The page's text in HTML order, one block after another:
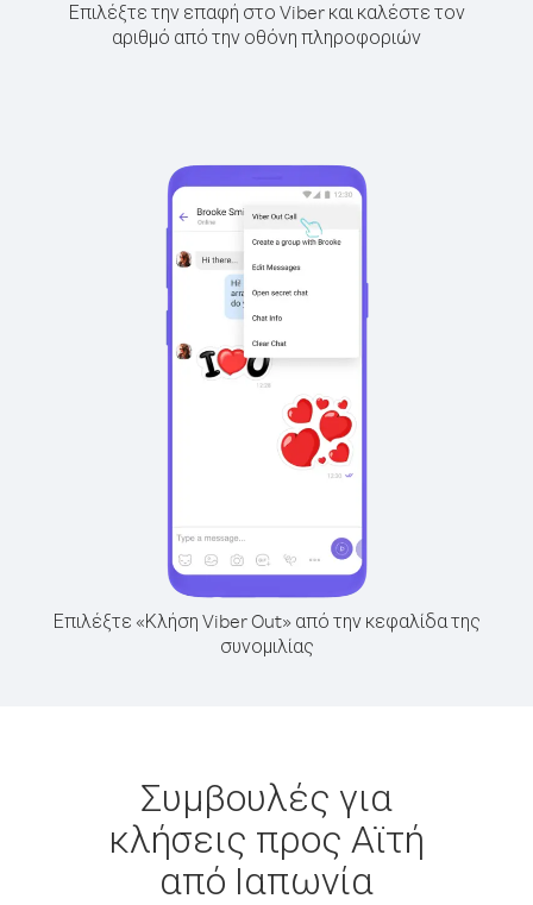
Επιλέξτε την επαφή στο Viber και καλέστε τον
αριθμό από την οθόνη πληροφοριών
Επιλέξτε «Κλήση Viber Out» από την κεφαλίδα της
συνομιλίας
Συμβουλές για
κλήσεις προς Αϊτή
από Ιαπωνία